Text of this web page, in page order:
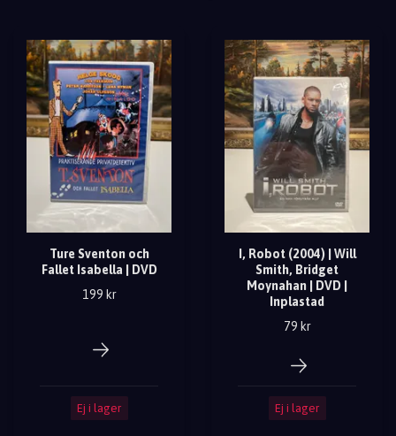
Ture Sventon och
Fallet Isabella | DVD
199 kr
Ej i lager
I, Robot (2004) | Will
Smith, Bridget
Moynahan | DVD |
Inplastad
79 kr
Ej i lager